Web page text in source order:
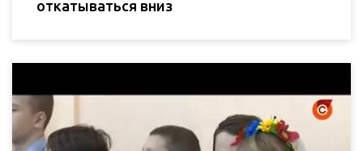
откатываться вниз